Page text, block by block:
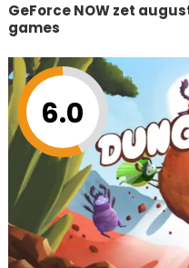
GeForce NOW zet
games
6.0